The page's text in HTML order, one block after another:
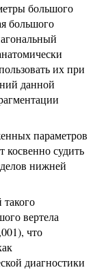
большого
большого
их при
данной
параметров
косвенно судить
нижней
вертела
что
диагностики